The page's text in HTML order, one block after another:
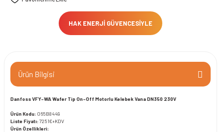
HAK ENERJİ GÜVENCESİYLE
Ürün Bilgisi
Danfoss VFY-WA Wafer Tip On-Off Motorlu Kelebek Vana DN350 230V
Ürün Kodu: 065B8449
Liste Fiyatı: 7251€+KDV
Ürün Özellikleri: